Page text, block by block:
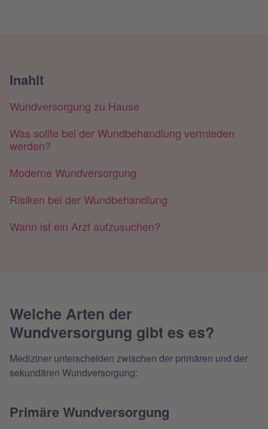
Inahlt
Wundversorgung zu Hause
Was sollte bei der Wundbehandlung vermieden
werden?
Moderne Wundversorgung
Risiken bei der Wundbehandlung
Wann ist ein Arzt aufzusuchen?
Welche Arten der
Wundversorgung gibt es es?
Mediziner unterscheiden zwischen der primären und der
sekundären Wundversorgung:
Primäre Wundversorgung